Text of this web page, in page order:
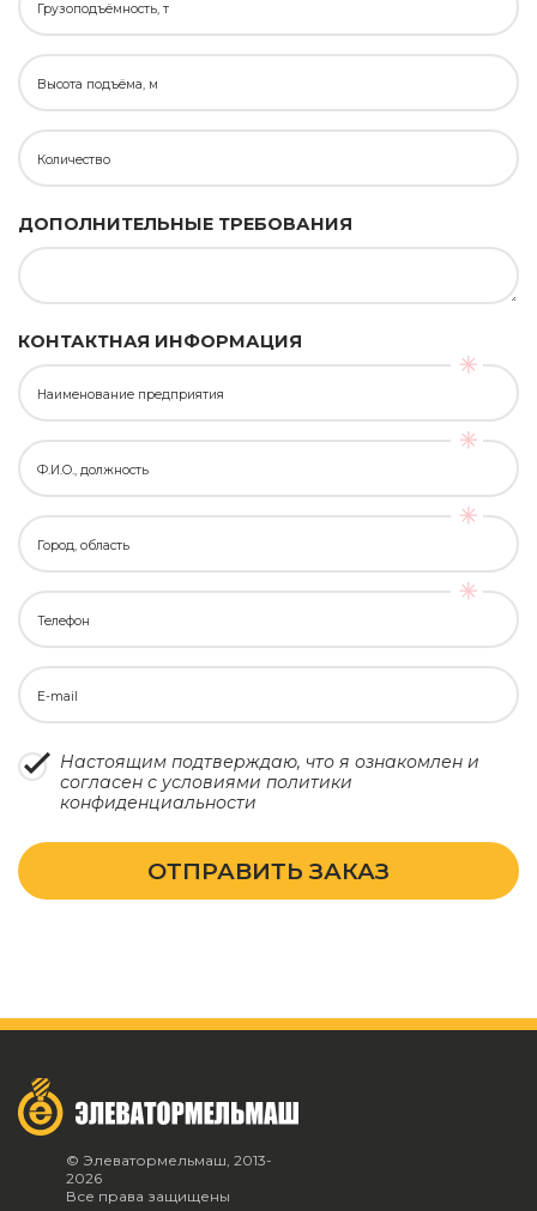
Грузоподъёмность, т
Высота подъёма, м
Количество
ДОПОЛНИТЕЛЬНЫЕ ТРЕБОВАНИЯ
КОНТАКТНАЯ ИНФОРМАЦИЯ
Наименование предприятия
Ф.И.О., должность
Город, область
Телефон
E-mail
Настоящим подтверждаю, что я ознакомлен и
согласен с условиями политики
конфиденциальности
ОТПРАВИТЬ ЗАКАЗ
© Элеватормельмаш, 2013-
2026
Все права защищены